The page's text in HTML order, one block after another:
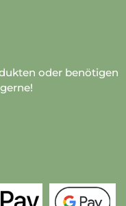
oder benötigen